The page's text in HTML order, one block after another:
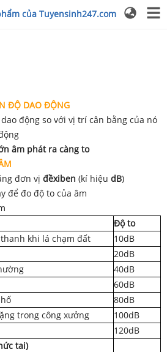
của Tuyensinh247.com
ĐỘ DAO ĐỘNG
động so với vị trí cân bằng của nó
âm phát ra càng to
đơn vị đềxiben (kí hiệu dB)
để đo độ to của âm
Độ to
khi lá chạm đất
10dB
20dB
40dB
60dB
80dB
trong công xưởng
100dB
120dB
tai)